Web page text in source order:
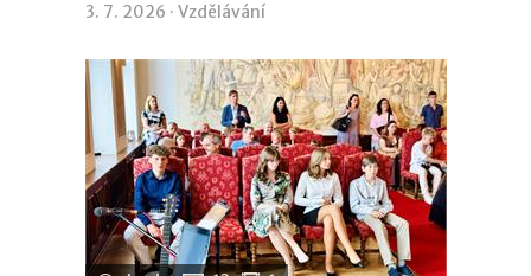
3. 7. 2026 · Vzdělávání